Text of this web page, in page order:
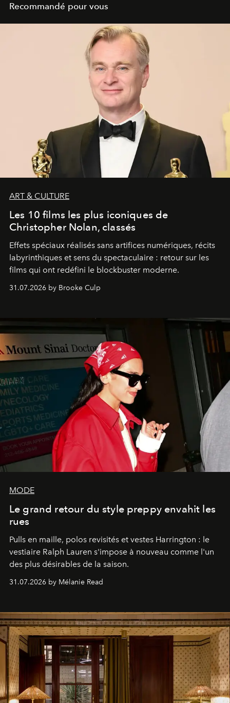
Recommandé pour vous
ART & CULTURE
Les 10 films les plus iconiques de
Christopher Nolan, classés
Effets spéciaux réalisés sans artifices numériques, récits
labyrinthiques et sens du spectaculaire : retour sur les
films qui ont redéfini le blockbuster moderne.
31.07.2026 by Brooke Culp
MODE
Le grand retour du style preppy envahit les
rues
Pulls en maille, polos revisités et vestes Harrington : le
vestiaire Ralph Lauren s'impose à nouveau comme l'un
des plus désirables de la saison.
31.07.2026 by Mélanie Read